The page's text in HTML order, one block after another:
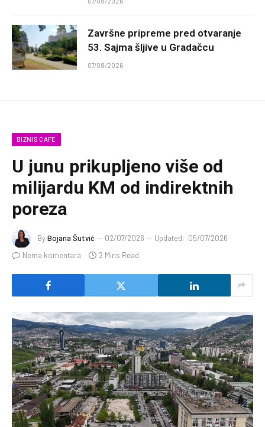
Završne pripreme pred otvaranje
53. Sajma šljive u Gradačcu
07/08/2026
BIZNIS CAFE
U junu prikupljeno više od
milijardu KM od indirektnih
poreza
ByBojana Šutvić 02/07/2026 Updated: 05/07/2026
Nema komentara
2 Mins Read